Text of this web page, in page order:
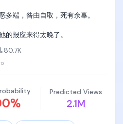
多端，咎由自取，死有余辜。
的报应来得太晚了。
80.7K
%
Predicted Views
2.1M